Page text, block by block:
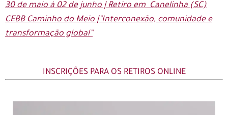
30 de maio à 02 de junho | Retiro em Canelinha (SC)
CEBB Caminho do Meio |”Interconexão, comunidade e
transformação global”
INSCRIÇÕES PARA OS RETIROS ONLINE